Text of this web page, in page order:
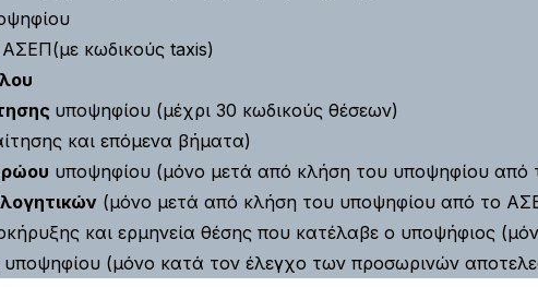
κωδικούς taxis)
υποψηφίου (μέχρι 30 κωδικούς θέσεων)
και επόμενα βήματα)
υποψηφίου (μόνο μετά από κλήση του υποψηφίου από
(μόνο μετά από κλήση του υποψηφίου από το
και ερμηνεία θέσης που κατέλαβε ο υποψήφιος
υποψηφίου (μόνο κατά τον έλεγχο των προσωρινών